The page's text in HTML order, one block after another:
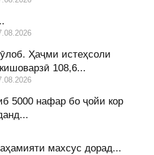
Ҳаҷми истеҳсоли
108,6...
5000 нафар бо ҷойи кор
махсус дорад...